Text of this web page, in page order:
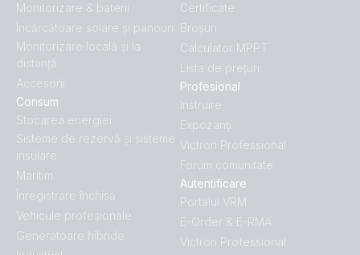
Monitorizare & baterii
Încărcătoare solare și panouri
Monitorizare locală și la
distanță
Accesorii
Consum
Stocarea energiei
Sisteme de rezervă și sisteme
insulare
Maritim
Înregistrare închisă
Vehicule profesionale
Generatoare hibride
Certificate
Broșuri
Calculator MPPT
Lista de prețuri
Profesional
Instruire
Expozanţi
Victron Professional
Forum comunitate
Autentificare
Portalul VRM
E-Order & E-RMA
Victron Professional